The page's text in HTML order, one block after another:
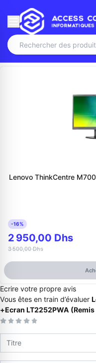
Appelez-nous
-16%
2 950,00 Dhs
3 500,00 Dhs
Ecrire votre propre avis
Vous êtes en train d’évaluer
+Ecran LT2252PWA (Remis